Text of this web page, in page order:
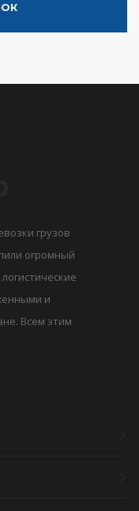
грузов
огромный
и
Всем этим